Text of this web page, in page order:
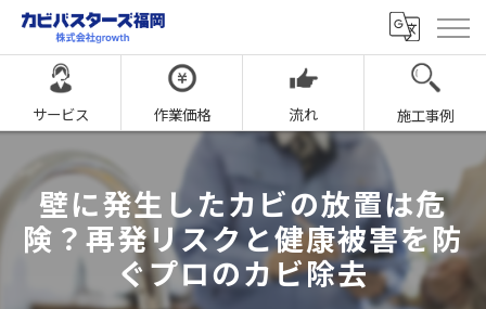
サービス 作業価格 流れ 施工事例
壁に発生したカビの放置は危
険？再発リスクと健康被害を防
ぐプロのカビ除去